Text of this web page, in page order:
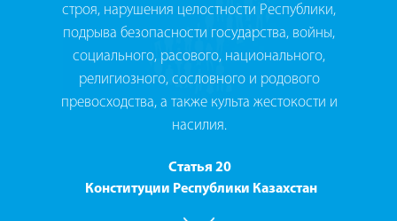
строя, нарушения целостности Республики,
подрыва безопасности государства, войны,
социального, расового, национального,
религиозного, сословного и родового
превосходства, а также культа жестокости и
насилия.
Cтатья 20
Конституции Республики Казахстан